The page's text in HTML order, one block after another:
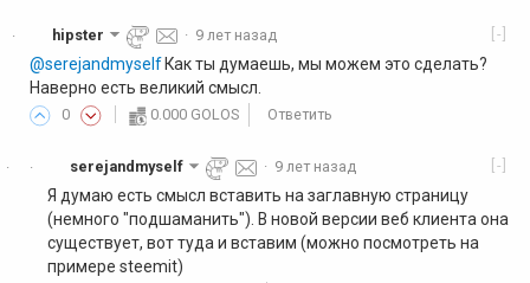
· [-]
hipster · 9 лет назад
@serejandmyselfКак ты думаешь, мы можем это сделать?
Наверно есть великий смысл.
0 0.000 GOLOS Ответить
·
· [-]
serejandmyself · 9 лет назад
Я думаю есть смысл вставить на заглавную страницу
(немного "подшаманить"). В новой версии веб клиента она
существует, вот туда и вставим (можно посмотреть на
примере steemit)